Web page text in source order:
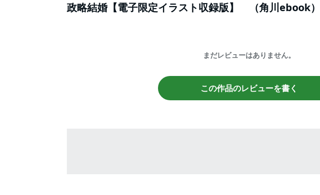
政略結婚【電子限定イラスト収録版】 （角川ebook）
まだレビューはありません。
この作品のレビューを書く